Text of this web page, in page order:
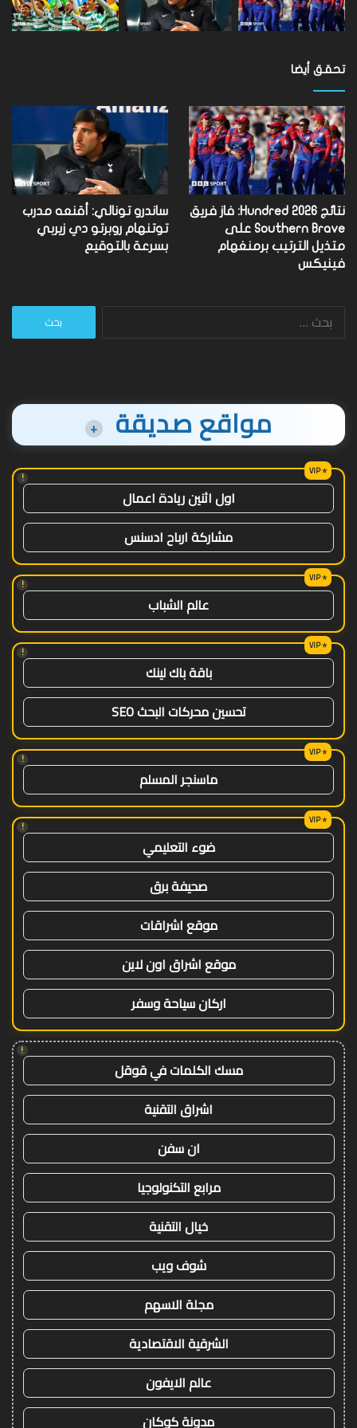
تحقق أيضا
نتائج Hundred 2026: فاز فريق
Southern Brave على
متذيل الترتيب برمنغهام
فينيكس
ساندرو تونالي: أقنعه مدرب
توتنهام روبرتو دي زيربي
بسرعة بالتوقيع
البحث
مواقع صديقة +
!
اول اثنين ريادة اعمال
مشاركة ارباح ادسنس
!
عالم الشباب
!
باقة باك لينك
تحسين محركات البحث SEO
!
ماسنجر المسلم
!
ضوء التعليمي
صحيفة برق
موقع اشراقات
موقع اشراق اون لاين
اركان سياحة وسفر
!
مسك الكلمات في قوقل
اشراق التقنية
ان سفن
مرابع التكنولوجيا
خيال التقنية
شوف ويب
مجلة الاسهم
الشرقية الاقتصادية
عالم الايفون
مدونة كوكان